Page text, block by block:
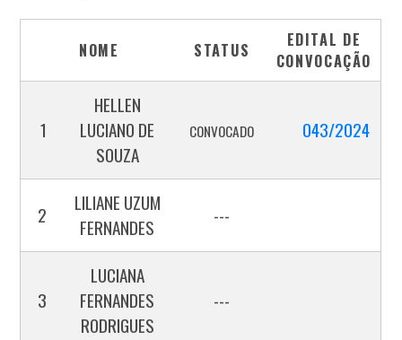
NOME STATUS
EDITAL DE
CONVOCAÇÃO
1
HELLEN
LUCIANO DE
SOUZA
CONVOCADO 043/2024
2
LILIANE UZUM
FERNANDES
---
3
LUCIANA
FERNANDES
RODRIGUES
---